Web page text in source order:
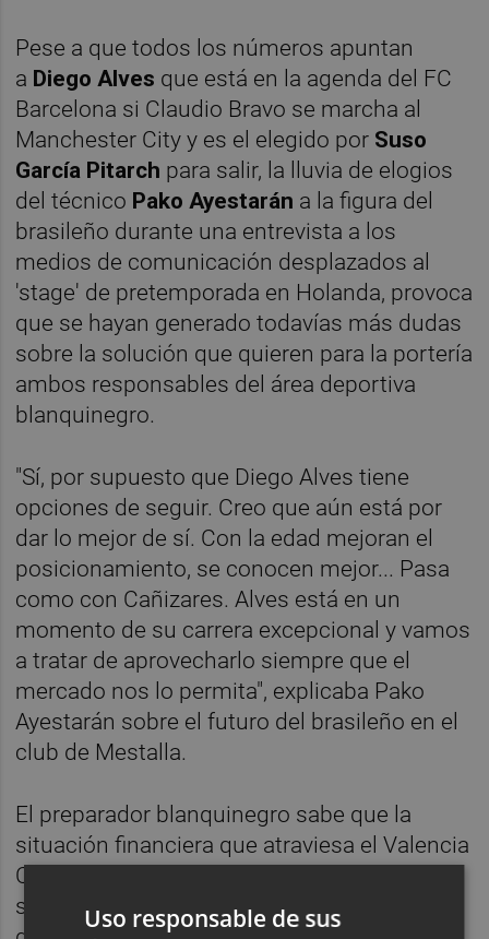
Pese a que todos los números apuntan
a Diego Alves que está en la agenda del FC
Barcelona si Claudio Bravo se marcha al
Manchester City y es el elegido por Suso
García Pitarch para salir, la lluvia de elogios
del técnico Pako Ayestarán a la figura del
brasileño durante una entrevista a los
medios de comunicación desplazados al
'stage' de pretemporada en Holanda, provoca
que se hayan generado todavías más dudas
sobre la solución que quieren para la portería
ambos responsables del área deportiva
blanquinegro.
"Sí, por supuesto que Diego Alves tiene
opciones de seguir. Creo que aún está por
dar lo mejor de sí. Con la edad mejoran el
posicionamiento, se conocen mejor... Pasa
como con Cañizares. Alves está en un
momento de su carrera excepcional y vamos
a tratar de aprovecharlo siempre que el
mercado nos lo permita", explicaba Pako
Ayestarán sobre el futuro del brasileño en el
club de Mestalla.
El preparador blanquinegro sabe que la
situación financiera que atraviesa el Valencia
CF obliga a depender la ley de mercado
sobre la venta de uno de los guardametas y
Uso responsable de sus